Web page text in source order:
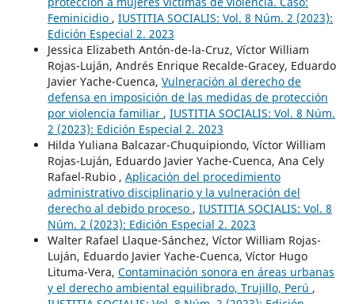
Feminicidio , IUSTITIA SOCIALIS: Vol. 8 Núm. 2 (2023):
Edición Especial 2. 2023
Jessica Elizabeth Antón-de-la-Cruz, Víctor William
Rojas-Luján, Andrés Enrique Recalde-Gracey, Eduardo
Javier Yache-Cuenca, Vulneración al derecho de
defensa en imposición de las medidas de protección
por violencia familiar , IUSTITIA SOCIALIS: Vol. 8 Núm.
2 (2023): Edición Especial 2. 2023
Hilda Yuliana Balcazar-Chuquipiondo, Víctor William
Rojas-Luján, Eduardo Javier Yache-Cuenca, Ana Cely
Rafael-Rubio , Aplicación del procedimiento
administrativo disciplinario y la vulneración del
derecho al debido proceso , IUSTITIA SOCIALIS: Vol. 8
Núm. 2 (2023): Edición Especial 2. 2023
Walter Rafael Llaque-Sánchez, Víctor William Rojas-
Luján, Eduardo Javier Yache-Cuenca, Víctor Hugo
Lituma-Vera, Contaminación sonora en áreas urbanas
y el derecho ambiental equilibrado, Trujillo, Perú ,